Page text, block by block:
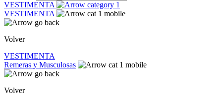
VESTIMENTA
VESTIMENTA
Volver
VESTIMENTA
Remeras y Musculosas
Volver